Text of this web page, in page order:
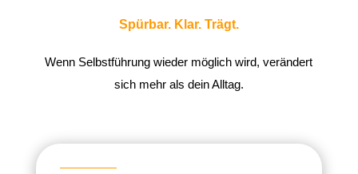
Spürbar. Klar. Trägt.
Wenn Selbstführung wieder möglich wird, verändert
sich mehr als dein Alltag.